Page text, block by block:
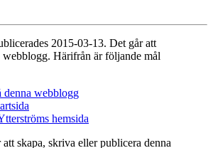
2015-03-13. Det går att
webblogg. Härifrån är följande mål
denna webblogg
hemsida
skapa, skriva eller publicera denna